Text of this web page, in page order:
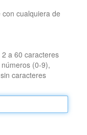
cualquiera de
a 60 caracteres
(0-9),
caracteres